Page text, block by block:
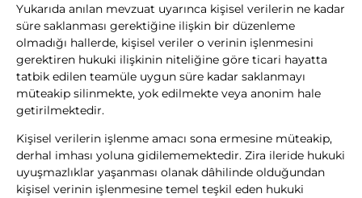
Yukarıda anılan mevzuat uyarınca kişisel verilerin ne kadar
süre saklanması gerektiğine ilişkin bir düzenleme
olmadığı hallerde, kişisel veriler o verinin işlenmesini
gerektiren hukuki ilişkinin niteliğine göre ticari hayatta
tatbik edilen teamüle uygun süre kadar saklanmayı
müteakip silinmekte, yok edilmekte veya anonim hale
getirilmektedir.
Kişisel verilerin işlenme amacı sona ermesine müteakip,
derhal imhası yoluna gidilememektedir. Zira ileride hukuki
uyuşmazlıklar yaşanması olanak dâhilinde olduğundan
kişisel verinin işlenmesine temel teşkil eden hukuki